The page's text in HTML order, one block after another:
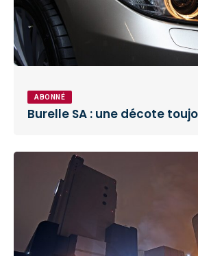
ABONNÉ
Burelle SA : une décote